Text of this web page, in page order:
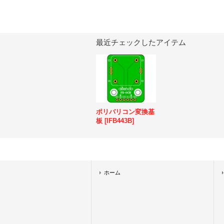
最近チェックしたアイテム
ポリバリコン変換基
板 [IFB443B]
ホーム